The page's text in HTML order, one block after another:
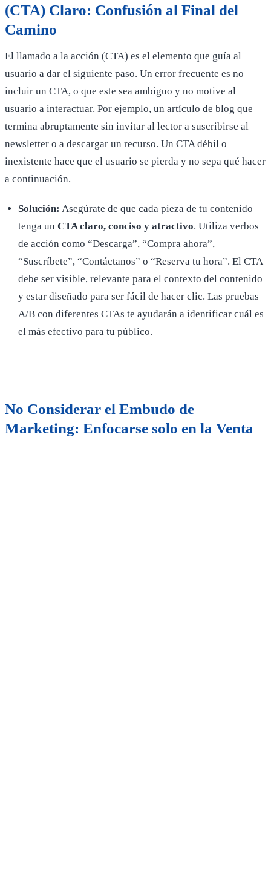
(CTA) Claro: Confusión al Final del
Camino
El llamado a la acción (CTA) es el elemento que guía al
usuario a dar el siguiente paso. Un error frecuente es no
incluir un CTA, o que este sea ambiguo y no motive al
usuario a interactuar. Por ejemplo, un artículo de blog que
termina abruptamente sin invitar al lector a suscribirse al
newsletter o a descargar un recurso. Un CTA débil o
inexistente hace que el usuario se pierda y no sepa qué hacer
a continuación.
Solución: Asegúrate de que cada pieza de tu contenido
tenga unCTA claro, conciso y atractivo. Utiliza verbos
de acción como “Descarga”, “Compra ahora”,
“Suscríbete”, “Contáctanos” o “Reserva tu hora”. El CTA
debe ser visible, relevante para el contexto del contenido
y estar diseñado para ser fácil de hacer clic. Las pruebas
A/B con diferentes CTAs te ayudarán a identificar cuál es
el más efectivo para tu público.
No Considerar el Embudo de
Marketing: Enfocarse solo en la Venta